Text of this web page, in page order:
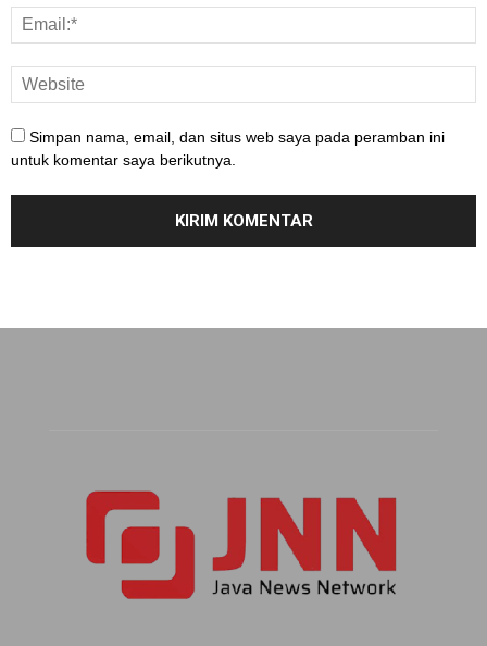
Simpan nama, email, dan situs web saya pada peramban ini
untuk komentar saya berikutnya.